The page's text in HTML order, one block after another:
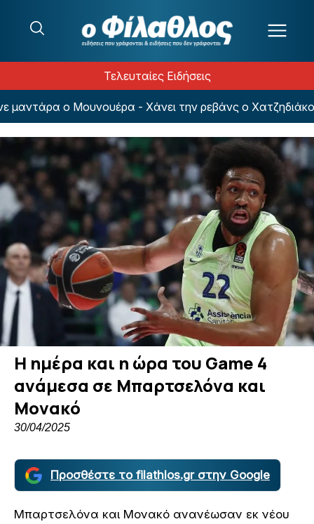
Τελευταίες Ειδήσεις
ο Μουνουέρα - Χάνει την ρεβάνς ο Χατζηδιάκος
Η ημέρα και η ώρα του Game 4
ανάμεσα σε Μπαρτσελόνα και
Μονακό
30/04/2025
Προσθέστε το filathlos.gr στην Google
Μπαρτσελόνα και Μονακό ανανέωσαν εκ νέου